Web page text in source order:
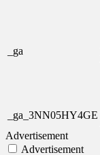
_ga
_ga_3NN05HY4GE
Advertisement
Advertisement